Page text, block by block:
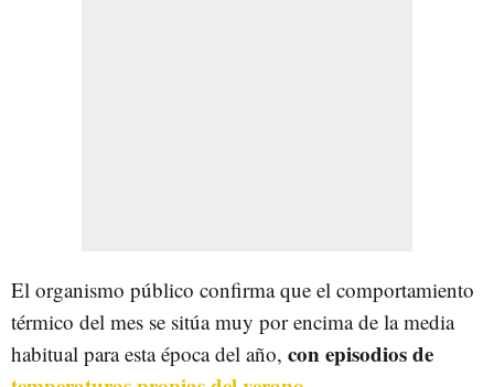
El organismo público confirma que el comportamiento
térmico del mes se sitúa muy por encima de la media
habitual para esta época del año, con episodios de